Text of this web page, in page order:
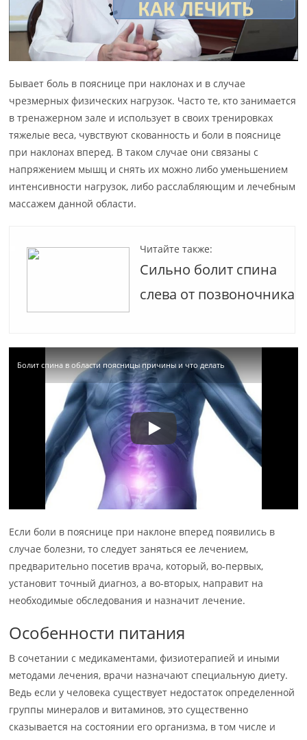
Бывает боль в пояснице при наклонах и в случае
чрезмерных физических нагрузок. Часто те, кто занимается
в тренажерном зале и использует в своих тренировках
тяжелые веса, чувствуют скованность и боли в пояснице
при наклонах вперед. В таком случае они связаны с
напряжением мышц и снять их можно либо уменьшением
интенсивности нагрузок, либо расслабляющим и лечебным
массажем данной области.
Читайте также:
Сильно болит спина
слева от позвоночника
Болит спина в области поясницы причины и что делать
Если боли в пояснице при наклоне вперед появились в
случае болезни, то следует заняться ее лечением,
предварительно посетив врача, который, во-первых,
установит точный диагноз, а во-вторых, направит на
необходимые обследования и назначит лечение.
Особенности питания
В сочетании с медикаментами, физиотерапией и иными
методами лечения, врачи назначают специальную диету.
Ведь если у человека существует недостаток определенной
группы минералов и витаминов, это существенно
сказывается на состоянии его организма, в том числе и